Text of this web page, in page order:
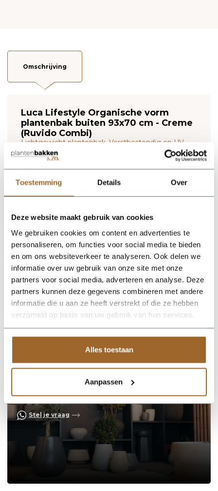
Toestemming Details Over
Deze website maakt gebruik van cookies
We gebruiken cookies om content en advertenties te
personaliseren, om functies voor social media te bieden
en om ons websiteverkeer te analyseren. Ook delen we
informatie over uw gebruik van onze site met onze
partners voor social media, adverteren en analyse. Deze
partners kunnen deze gegevens combineren met andere
informatie die u aan ze heeft verstrekt of die ze hebben
verzameld op basis van uw gebruik van hun services.
Alles toestaan
Aanpassen
Omschrijving
Luca Lifestyle Organische vorm
plantenbak buiten 93x70 cm - Creme
(Ruvido Combi)
Lichtgewicht plantenbak. Vorstbestendig en UV
proof!
zijn, nemen we contact met je op.
De Ruvido Organic 93 - Sand van Luca Lifestyle brengt direct
Dankzij de designvorm krijgt deze plantenbak een herkenbaar
silhouet dat mooi combineert met zowel moderne als
natuurlijke interieurs. De kleur zand geeft het ontwerp een
rustige, stijlvolle basis en laat groen extra goed tot zijn recht
komen. Het buitenformaat is 93 x 93 x 70 cm, waardoor de
bak voldoende aanwezigheid heeft zonder zijn elegante vorm
te verliezen. Praktische kenmerken: plantgat Ø66-85 en
inhoud 348 liter. De afwerking in fiberglas zorgt voor een luxe
look en maakt deze plantenbak geschikt voor styling in huis,
op kantoor, op het terras of in de tuin. Combineer meerdere
maten of kleuren uit dezelfde serie voor een krachtig en
harmonieus geheel.
Op zoek naar een vakkundige
Stel je vraag